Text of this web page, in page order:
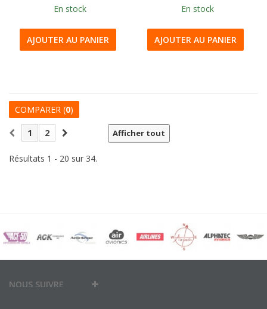
En stock
AJOUTER AU PANIER
En stock
AJOUTER AU PANIER
COMPARER (0)
Afficher tout
1 2
Résultats 1 - 20 sur 34.
NOUS SUIVRE